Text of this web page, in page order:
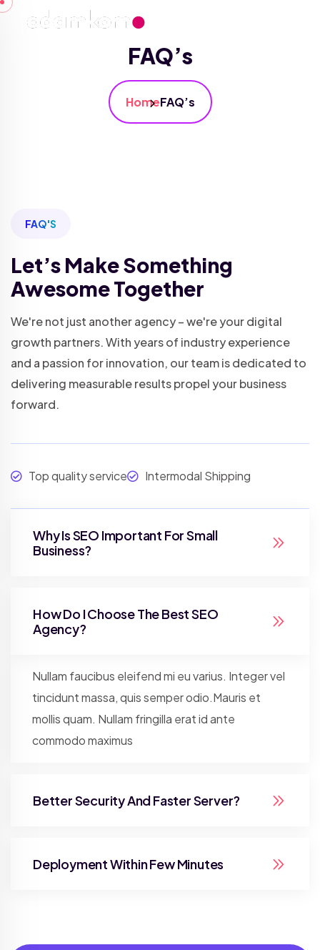
FAQ’s
HomeFAQ’s
FAQ'S
Let’s Make Something
Awesome Together
We're not just another agency – we're your digital
growth partners. With years of industry experience
and a passion for innovation, our team is dedicated to
delivering measurable results propel your business
forward.
Top quality service Intermodal Shipping
Why Is SEO Important For Small
Business?
How Do I Choose The Best SEO
Agency?
Nullam faucibus eleifend mi eu varius. Integer vel
tincidunt massa, quis semper odio.Mauris et
mollis quam. Nullam fringilla erat id ante
commodo maximus
Better Security And Faster Server?
Deployment Within Few Minutes